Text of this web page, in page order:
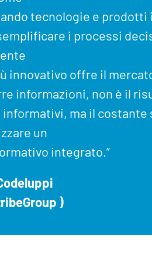
tecnologie e prodotti
i processi
innovativo offre il
informazioni, non è il
ma il costante
un
integrato.”
)